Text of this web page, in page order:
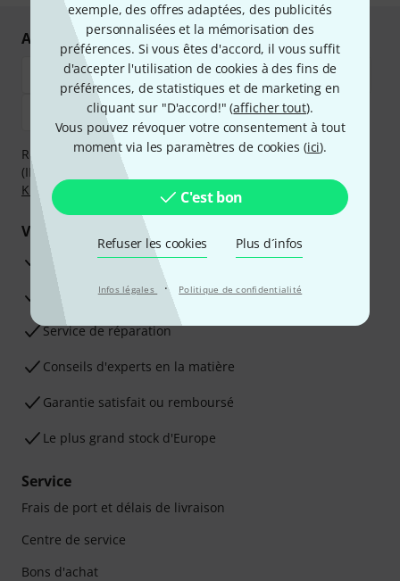
exemple, des offres adaptées, des publicités
personnalisées et la mémorisation des
préférences. Si vous êtes d'accord, il vous suffit
d'accepter l'utilisation de cookies à des fins de
préférences, de statistiques et de marketing en
cliquant sur "D'accord!" (afficher tout).
Vous pouvez révoquer votre consentement à tout
moment via les paramètres de cookies (ici).
C'est bon
Refuser les cookies Plus d´infos
Infos légales · Politique de confidentialité
Achetez et payez en toute sécurité
Réglez de manière sûre et sécurisée par Virement
(IBAN/BIC), PayPal, Amazon Pay,
Klarna Payer en 3 fois
ou Carte de crédit.
Vos avantages
Ga­ran­tie Thomann 3 ans
Garantie 30 jours satisfait ou remboursé
Service de réparation
Conseils d'experts en la matière
Garantie satisfait ou remboursé
Le plus grand stock d'Europe
Service
Frais de port et délais de livraison
Centre de service
Bons d'achat